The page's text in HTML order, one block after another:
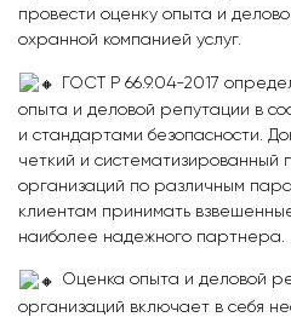
провести оценку опыта и
охранной компанией услуг.
ГОСТ Р 66.9.04-2017
опыта и деловой репутации в
и стандартами безопасности.
четкий и систематизированный
организаций по различным
клиентам принимать
наиболее надежного партнера.
Оценка опыта и деловой
организаций включает в себя